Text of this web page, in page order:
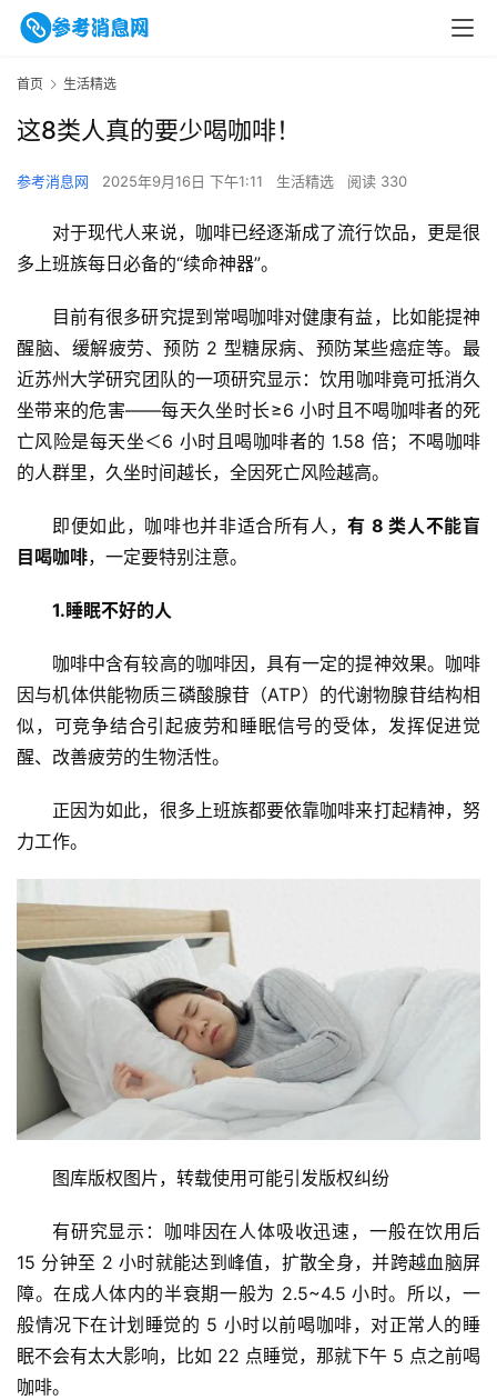
首页 生活精选
这8类人真的要少喝咖啡！
参考消息网 2025年9月16日 下午1:11 生活精选 阅读 330
对于现代人来说，咖啡已经逐渐成了流行饮品，更是很
多上班族每日必备的“续命神器”。
目前有很多研究提到常喝咖啡对健康有益，比如能提神
醒脑、缓解疲劳、预防 2 型糖尿病、预防某些癌症等。最
近苏州大学研究团队的一项研究显示：饮用咖啡竟可抵消久
坐带来的危害——每天久坐时长≥6 小时且不喝咖啡者的死
亡风险是每天坐＜6 小时且喝咖啡者的 1.58 倍；不喝咖啡
的人群里，久坐时间越长，全因死亡风险越高。
即便如此，咖啡也并非适合所有人，有 8 类人不能盲
目喝咖啡，一定要特别注意。
1.睡眠不好的人
咖啡中含有较高的咖啡因，具有一定的提神效果。咖啡
因与机体供能物质三磷酸腺苷（ATP）的代谢物腺苷结构相
似，可竞争结合引起疲劳和睡眠信号的受体，发挥促进觉
醒、改善疲劳的生物活性。
正因为如此，很多上班族都要依靠咖啡来打起精神，努
力工作。
图库版权图片，转载使用可能引发版权纠纷
有研究显示：咖啡因在人体吸收迅速，一般在饮用后
15 分钟至 2 小时就能达到峰值，扩散全身，并跨越血脑屏
障。在成人体内的半衰期一般为 2.5~4.5 小时。所以，一
般情况下在计划睡觉的 5 小时以前喝咖啡，对正常人的睡
眠不会有太大影响，比如 22 点睡觉，那就下午 5 点之前喝
咖啡。